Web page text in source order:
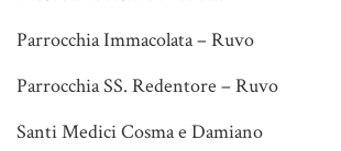
Parrocchia Immacolata – Ruvo
Parrocchia SS. Redentore – Ruvo
Santi Medici Cosma e Damiano